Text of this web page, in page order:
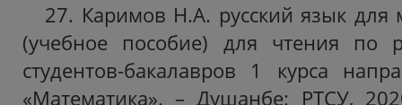
27. Каримов Н.А. русский язык для
(учебное пособие) для чтения по
студентов-бакалавров 1 курса
«Математика». – Душанбе: РТСУ,